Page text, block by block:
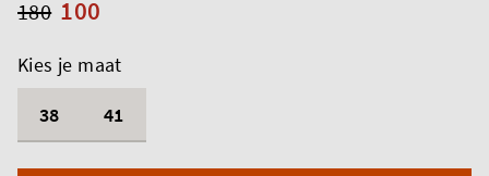
100
180
Kies je maat
38
41